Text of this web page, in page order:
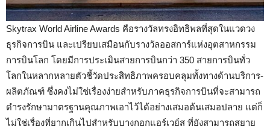
Skytrax World Airline Awards คือรางวัลทรงอิทธิพลที่สุดในแวดวง
ธุรกิจการบิน และเปรียบเสมือนกับรางวัลออสการ์แห่งอุตสาหกรรม
การบินโลก โดยมีการประเมินสายการบินกว่า 350 สายการบินทั่ว
โลกในหลากหลายตัวชี้วัดประสิทธิภาพครอบคลุมทั้งทางด้านบริการ-
ผลิตภัณฑ์ ซึ่งคงไม่ใช่เรื่องง่ายสำหรับภาคธุรกิจการบินที่จะสามารถ
ดำรงรักษามาตรฐานคุณภาพเอาไว้ได้อย่างเสมอต้นเสมอปลาย แต่ก็
ไม่ใช่เรื่องที่ยากเกินไปสำหรับบางกอกแอร์เวย์ส ที่ยังสามารถสยาย